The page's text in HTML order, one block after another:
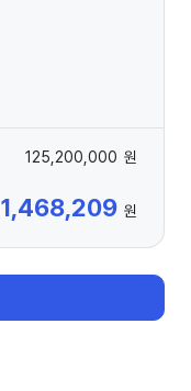
125,200,000 원
1,468,209 원